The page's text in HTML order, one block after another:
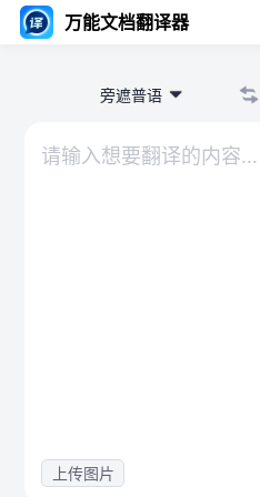
万能文档翻译器
旁遮普语
上传图片